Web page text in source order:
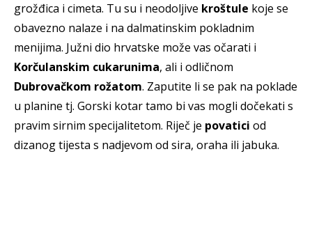
grožđica i cimeta. Tu su i neodoljive kroštule koje se
obavezno nalaze i na dalmatinskim pokladnim
menijima. Južni dio hrvatske može vas očarati i
Korčulanskim cukarunima, ali i odličnom
Dubrovačkom rožatom. Zaputite li se pak na poklade
u planine tj. Gorski kotar tamo bi vas mogli dočekati s
pravim sirnim specijalitetom. Riječ je povatici od
dizanog tijesta s nadjevom od sira, oraha ili jabuka.